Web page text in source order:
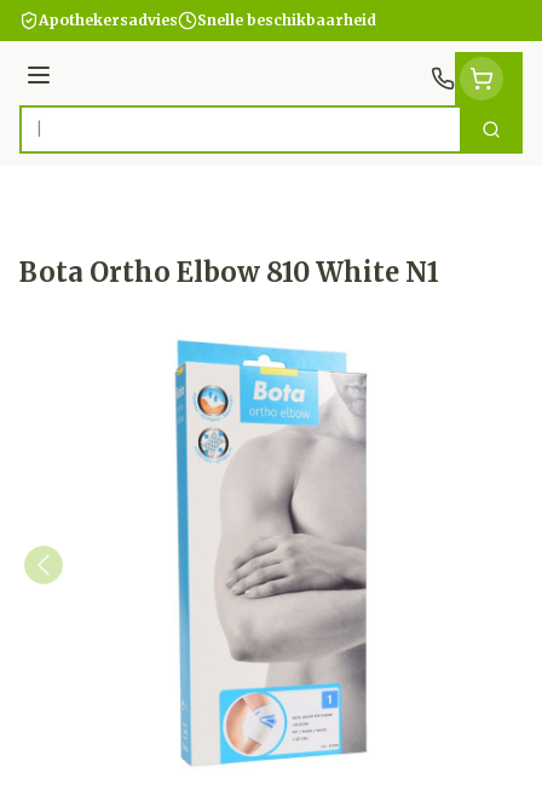
Ga naar de inhoud
Apothekersadvies Snelle beschikbaarheid
Menu
Product, merk, categorie... Zoek
Bota Ortho Elbow 810 White N1